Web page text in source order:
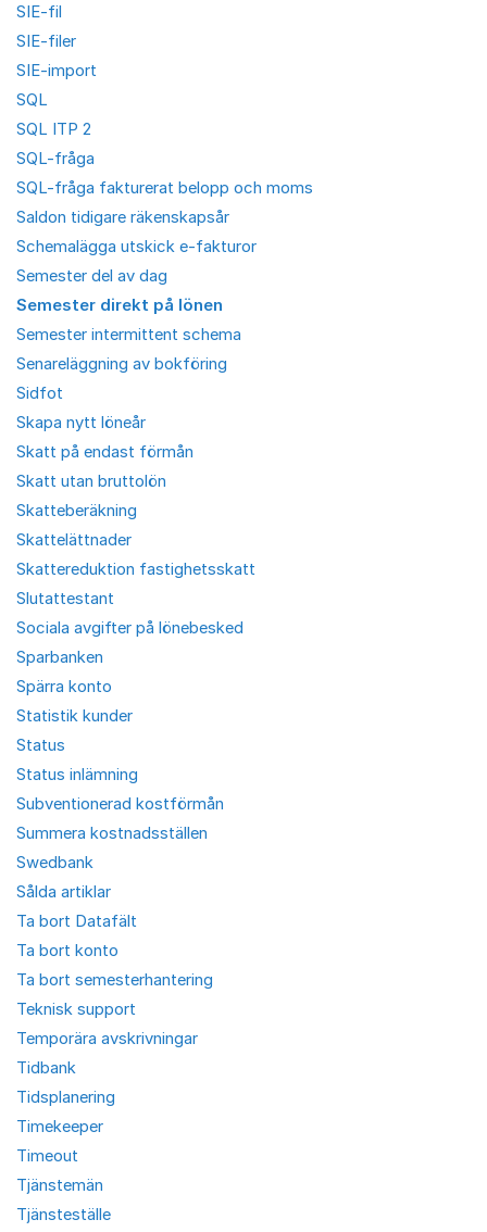
SIE-fil
SIE-filer
SIE-import
SQL
SQL ITP 2
SQL-fråga
SQL-fråga fakturerat belopp och moms
Saldon tidigare räkenskapsår
Schemalägga utskick e-fakturor
Semester del av dag
Semester direkt på lönen
Semester intermittent schema
Senareläggning av bokföring
Sidfot
Skapa nytt löneår
Skatt på endast förmån
Skatt utan bruttolön
Skatteberäkning
Skattelättnader
Skattereduktion fastighetsskatt
Slutattestant
Sociala avgifter på lönebesked
Sparbanken
Spärra konto
Statistik kunder
Status
Status inlämning
Subventionerad kostförmån
Summera kostnadsställen
Swedbank
Sålda artiklar
Ta bort Datafält
Ta bort konto
Ta bort semesterhantering
Teknisk support
Temporära avskrivningar
Tidbank
Tidsplanering
Timekeeper
Timeout
Tjänstemän
Tjänsteställe